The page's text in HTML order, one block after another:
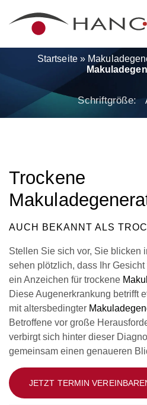
Startseite»
Schriftgröße:
Trockene
AUCH BEKANNT ALS
Stellen Sie sich vor, Sie blicken
sehen plötzlich, dass Ihr
ein Anzeichen für trockene
Diese Augenerkrankung betrifft
mit altersbedingter
Betroffene vor große
verbirgt sich hinter dieser
gemeinsam einen genaueren
JETZT TERMIN